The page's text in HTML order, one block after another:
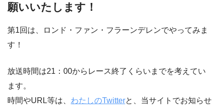
願いいたします！
第1回は、ロンド・ファン・フラーンデレンでやってみま
す！
放送時間は21：00からレース終了くらいまでを考えてい
ます。
時間やURL等は、 わたしのTwitterと、当サイトでお知らせ